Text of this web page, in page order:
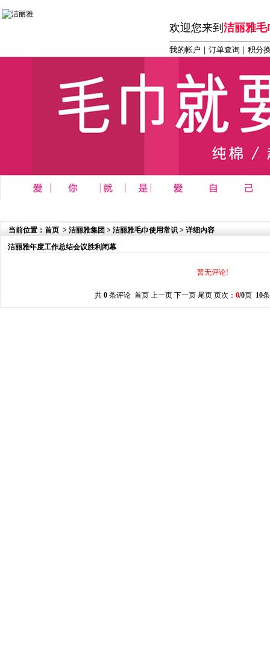
欢迎您来到 洁丽雅毛
我的帐户 ｜ 订单查询 ｜积分
当前位置： 首页 > 洁丽雅集团 > 洁丽雅毛巾使用常识 > 详细内容
洁丽雅年度工作总结会议胜利闭幕
暂无评论!
共0 条评论 首页 上一页 下一页 尾页 页次：0/0页 10